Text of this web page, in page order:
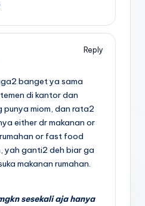
Reply
banget ya sama
di kantor dan
miom, dan rata2
either dr makanan or
or fast food
yah ganti2 deh biar ga
makanan rumahan.
sesekali aja hanya